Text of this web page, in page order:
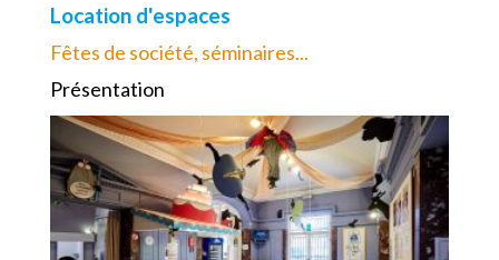
Location d'espaces
Fêtes de société, séminaires...
Présentation